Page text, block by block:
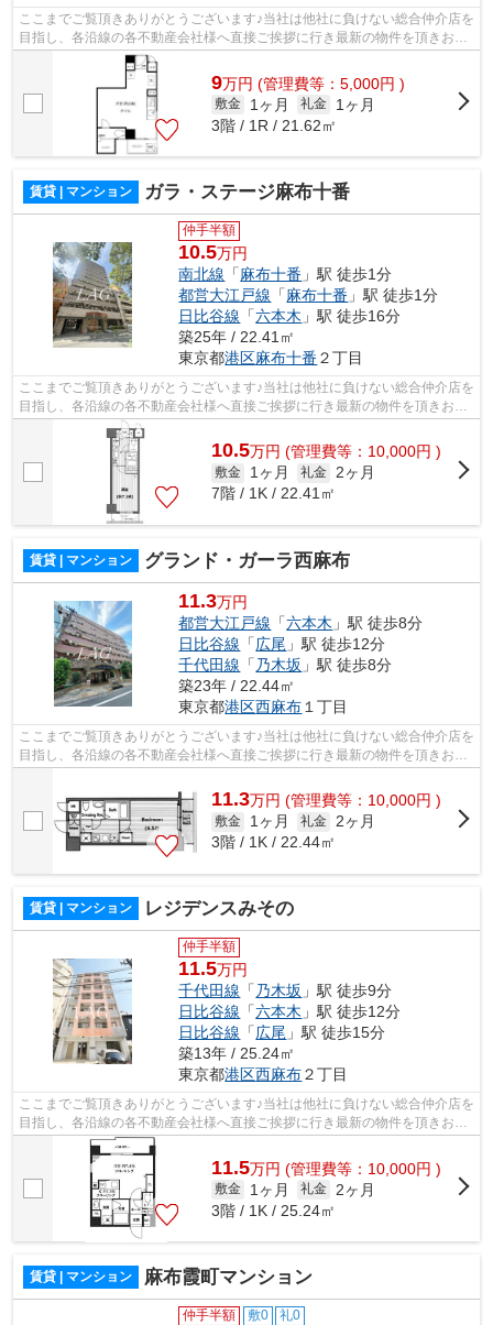
ここまでご覧頂きありがとうございます♪当社は他社に負けない総合仲介店を
目指し、各沿線の各不動産会社様へ直接ご挨拶に行き最新の物件を頂きお客
様へ提供しております！最新の情報は...
9万円 (管理費等：5,000円 )
敷金 1ヶ月 礼金
1ヶ月
3階 / 1R / 21.62㎡
賃貸 | マンション ガラ・ステージ麻布十番
仲手半額
10.5万円
南北線 「麻布十番 」駅 徒歩1分
都営大江戸線 「麻布十番 」駅 徒歩1分
日比谷線 「六本木 」駅 徒歩16分
築25年 / 22.41㎡
東京都港区麻布十番 ２丁目
ここまでご覧頂きありがとうございます♪当社は他社に負けない総合仲介店を
目指し、各沿線の各不動産会社様へ直接ご挨拶に行き最新の物件を頂きお客
様へ提供しております！最新の情報は...
10.5万円 (管理費等：10,000円 )
敷金 1ヶ月 礼金 2ヶ月
7階 / 1K / 22.41㎡
賃貸 | マンション グランド・ガーラ西麻布
11.3万円
都営大江戸線 「六本木 」駅 徒歩8分
日比谷線 「広尾 」駅 徒歩12分
千代田線 「乃木坂 」駅 徒歩8分
築23年 / 22.44㎡
東京都港区西麻布 １丁目
ここまでご覧頂きありがとうございます♪当社は他社に負けない総合仲介店を
目指し、各沿線の各不動産会社様へ直接ご挨拶に行き最新の物件を頂きお客
様へ提供しております！最新の情報は...
11.3万円 (管理費等：10,000円 )
敷金 1ヶ月 礼金
2ヶ月
3階 / 1K / 22.44㎡
賃貸 | マンション レジデンスみその
仲手半額
11.5万円
千代田線 「 乃木坂 」駅 徒歩9分
日比谷線 「六本木 」駅 徒歩12分
日比谷線 「広尾 」駅 徒歩15分
築13年 / 25.24㎡
東京都港区西麻布２丁目
ここまでご覧頂きありがとうございます♪当社は他社に負けない総合仲介店を
目指し、各沿線の各不動産会社様へ直接ご挨拶に行き最新の物件を頂きお客
様へ提供しております！最新の情報は...
11.5万円 (管理費等：10,000円 )
敷金 1ヶ月 礼金
2ヶ月
3階 / 1K / 25.24㎡
賃貸 | マンション 麻布霞町マンション
仲手半額 敷0 礼0